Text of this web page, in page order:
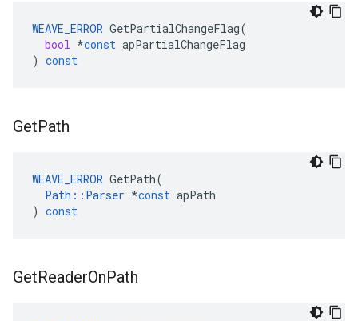
WEAVE_ERROR GetPartialChangeFlag(
bool *const apPartialChangeFlag
) const
GetPath
WEAVE_ERROR GetPath(
Path :: Parser *const apPath
) const
GetReaderOnPath